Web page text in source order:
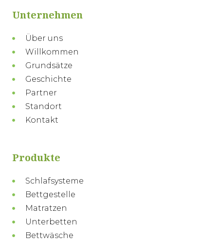
Unternehmen
Über uns
Willkommen
Grundsätze
Geschichte
Partner
Standort
Kontakt
Produkte
Schlafsysteme
Bettgestelle
Matratzen
Unterbetten
Bettwäsche